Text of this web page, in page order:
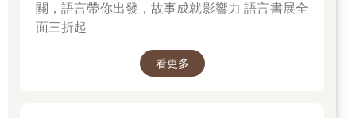
關，語言帶你出發，故事成就影響力 語言書展全
面三折起
看更多